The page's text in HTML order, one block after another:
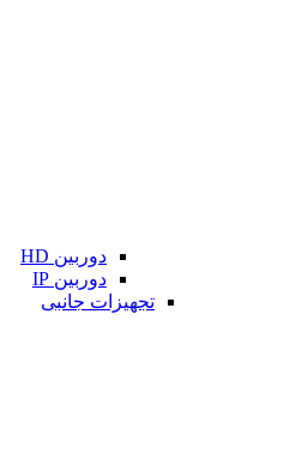
دوربین HD
دوربین IP
تجهیزات جانبی